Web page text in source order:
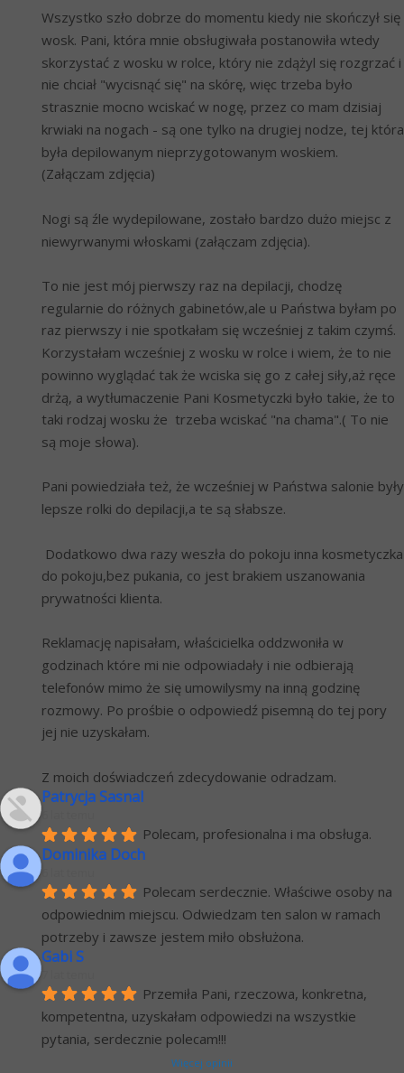
Wszystko szło dobrze do momentu kiedy nie skończył się
wosk. Pani, która mnie obsługiwała postanowiła wtedy
skorzystać z wosku w rolce, który nie zdążyl się rozgrzać i
nie chciał "wycisnąć się" na skórę, więc trzeba było
strasznie mocno wciskać w nogę, przez co mam dzisiaj
krwiaki na nogach - są one tylko na drugiej nodze, tej która
była depilowanym nieprzygotowanym woskiem.
(Załączam zdjęcia)
Nogi są źle wydepilowane, zostało bardzo dużo miejsc z
niewyrwanymi włoskami (załączam zdjęcia).
To nie jest mój pierwszy raz na depilacji, chodzę
regularnie do różnych gabinetów,ale u Państwa byłam po
raz pierwszy i nie spotkałam się wcześniej z takim czymś.
Korzystałam wcześniej z wosku w rolce i wiem, że to nie
powinno wyglądać tak że wciska się go z całej siły,aż ręce
drżą, a wytłumaczenie Pani Kosmetyczki było takie, że to
taki rodzaj wosku że  trzeba wciskać "na chama".( To nie
są moje słowa).
Pani powiedziała też, że wcześniej w Państwa salonie były
lepsze rolki do depilacji,a te są słabsze.
Dodatkowo dwa razy weszła do pokoju inna kosmetyczka
do pokoju,bez pukania, co jest brakiem uszanowania
prywatności klienta.
Reklamację napisałam, właścicielka oddzwoniła w
godzinach które mi nie odpowiadały i nie odbierają
telefonów mimo że się umowilysmy na inną godzinę
rozmowy. Po prośbie o odpowiedź pisemną do tej pory
jej nie uzyskałam.
Z moich doświadczeń zdecydowanie odradzam.
Patrycja Sasnal
Polecam, profesionalna i ma obsługa.
Dominika Doch
Polecam serdecznie. Właściwe osoby na
odpowiednim miejscu. Odwiedzam ten salon w ramach
potrzeby i zawsze jestem miło obsłużona.
Gabi S
Przemiła Pani, rzeczowa, konkretna,
kompetentna, uzyskałam odpowiedzi na wszystkie
pytania, serdecznie polecam!!!
Więcej opinii